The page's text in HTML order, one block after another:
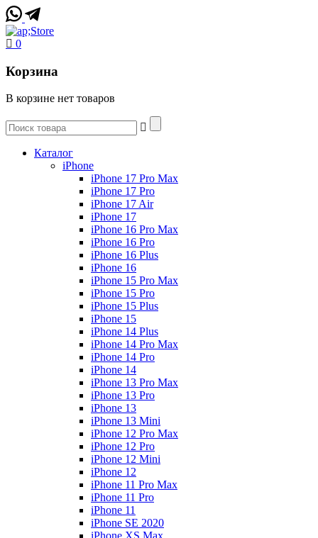
0
Корзина
В корзине нет товаров
Каталог
iPhone
iPhone 17 Pro Max
iPhone 17 Pro
iPhone 17 Air
iPhone 17
iPhone 16 Pro Max
iPhone 16 Pro
iPhone 16 Plus
iPhone 16
iPhone 15 Pro Max
iPhone 15 Pro
iPhone 15 Plus
iPhone 15
iPhone 14 Plus
iPhone 14 Pro Max
iPhone 14 Pro
iPhone 14
iPhone 13 Pro Max
iPhone 13 Pro
iPhone 13
iPhone 13 Mini
iPhone 12 Pro Max
iPhone 12 Pro
iPhone 12 Mini
iPhone 12
iPhone 11 Pro Max
iPhone 11 Pro
iPhone 11
iPhone SE 2020